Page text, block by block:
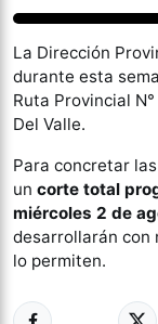
La Dirección
durante esta
Ruta Provincial
Del Valle.
Para concretar
un corte total
miércoles 2 de
desarrollarán con
lo permiten.